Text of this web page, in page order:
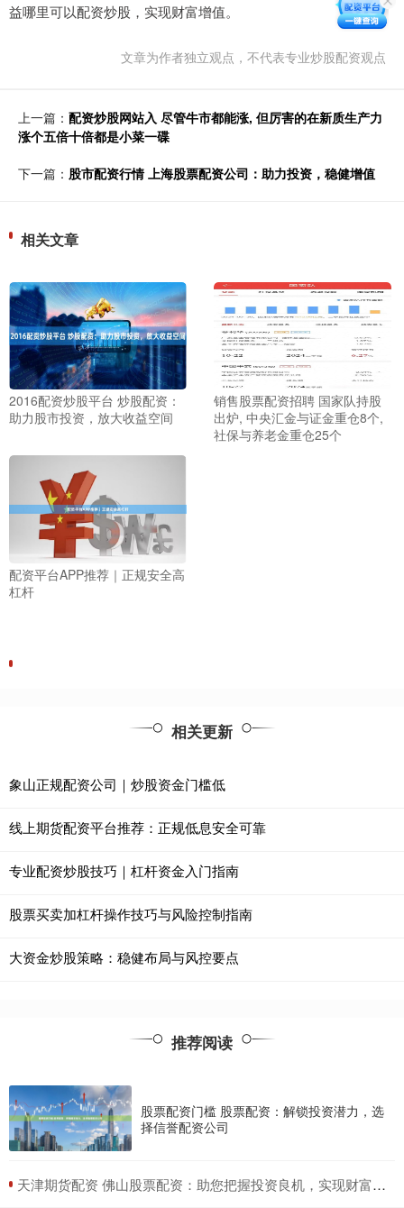
益哪里可以配资炒股，实现财富增值。
文章为作者独立观点，不代表专业炒股配资观点
上一篇： 配资炒股网站入 尽管牛市都能涨, 但厉害的在新质生产力
涨个五倍十倍都是小菜一碟
下一篇： 股市配资行情 上海股票配资公司：助力投资，稳健增值
相关文章
2016配资炒股平台 炒股配资：
助力股市投资，放大收益空间
销售股票配资招聘 国家队持股
出炉, 中央汇金与证金重仓8个,
社保与养老金重仓25个
配资平台APP推荐｜正规安全高
杠杆
相关更新
象山正规配资公司｜炒股资金门槛低
线上期货配资平台推荐：正规低息安全可靠
专业配资炒股技巧｜杠杆资金入门指南
股票买卖加杠杆操作技巧与风险控制指南
大资金炒股策略：稳健布局与风控要点
推荐阅读
股票配资门槛 股票配资：解锁投资潜力，选
择信誉配资公司
​天津期货配资 佛山股票配资：助您把握投资良机，实现财富增值